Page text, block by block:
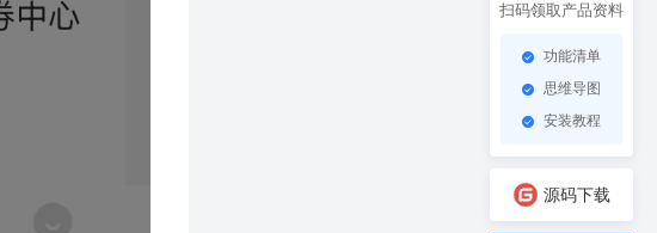
扫码领取产品资料
功能清单
思维导图
安装教程
源码下载